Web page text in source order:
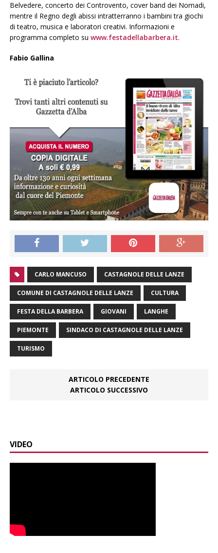
Belvedere, concerto dei Controvento, cover band dei Nomadi,
mentre il Regno degli abissi intratterranno i bambini tra giochi
di teatro, musica e laboratori creativi. Informazioni e
programma completo su www.festadellabarbera.it.
Fabio Gallina
CARLO MANCUSO CASTAGNOLE DELLE LANZE
COMUNE DI CASTAGNOLE DELLE LANZE CULTURA
FESTA DELLA BARBERA GIOVANI LANGHE
PIEMONTE SINDACO DI CASTAGNOLE DELLE LANZE
TURISMO
ARTICOLO PRECEDENTE
ARTICOLO SUCCESSIVO
VIDEO